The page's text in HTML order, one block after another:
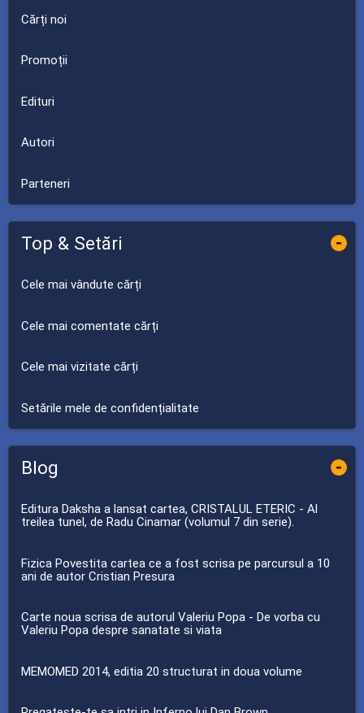
Cărți noi
Promoții
Edituri
Autori
Parteneri
Top & Setări -
Cele mai vândute cărți
Cele mai comentate cărți
Cele mai vizitate cărți
Setările mele de confidențialitate
Blog -
Editura Daksha a lansat cartea, CRISTALUL ETERIC - Al
treilea tunel, de Radu Cinamar (volumul 7 din serie).
Fizica Povestita cartea ce a fost scrisa pe parcursul a 10
ani de autor Cristian Presura
Carte noua scrisa de autorul Valeriu Popa - De vorba cu
Valeriu Popa despre sanatate si viata
MEMOMED 2014, editia 20 structurat in doua volume